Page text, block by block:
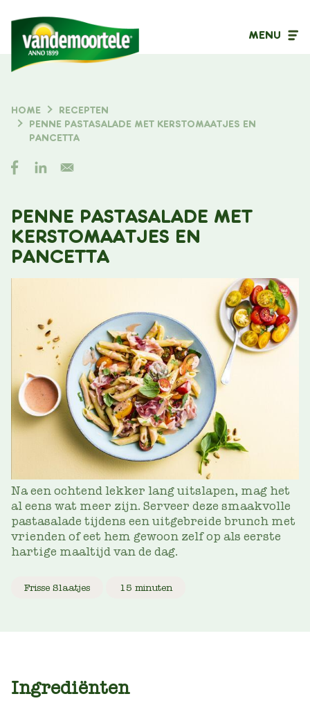
MENU
Inhoudstype
Filter op
KRUIMELPAD
HOME
RECEPTEN
PENNE PASTASALADE MET KERSTOMAATJES EN
PANCETTA
PENNE PASTASALADE MET
KERSTOMAATJES EN
PANCETTA
Na een ochtend lekker lang uitslapen, mag het
al eens wat meer zijn. Serveer deze smaakvolle
pastasalade tijdens een uitgebreide brunch met
vrienden of eet hem gewoon zelf op als eerste
hartige maaltijd van de dag.
Frisse Slaatjes 15 minuten
Ingrediënten